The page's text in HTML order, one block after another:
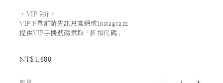
・VIP 9折・
VIP下單前請先訊息官網或Instagram
提供VIP手機號碼索取「折扣代碼」
NT$1,680